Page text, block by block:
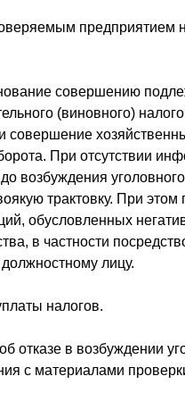
предприятием
совершению
(виновного)
и совершение
При отсутствии
возбуждения
трактовку. При
обусловленных
в частности
лицу.
налогов.
в возбуждении
с материалами